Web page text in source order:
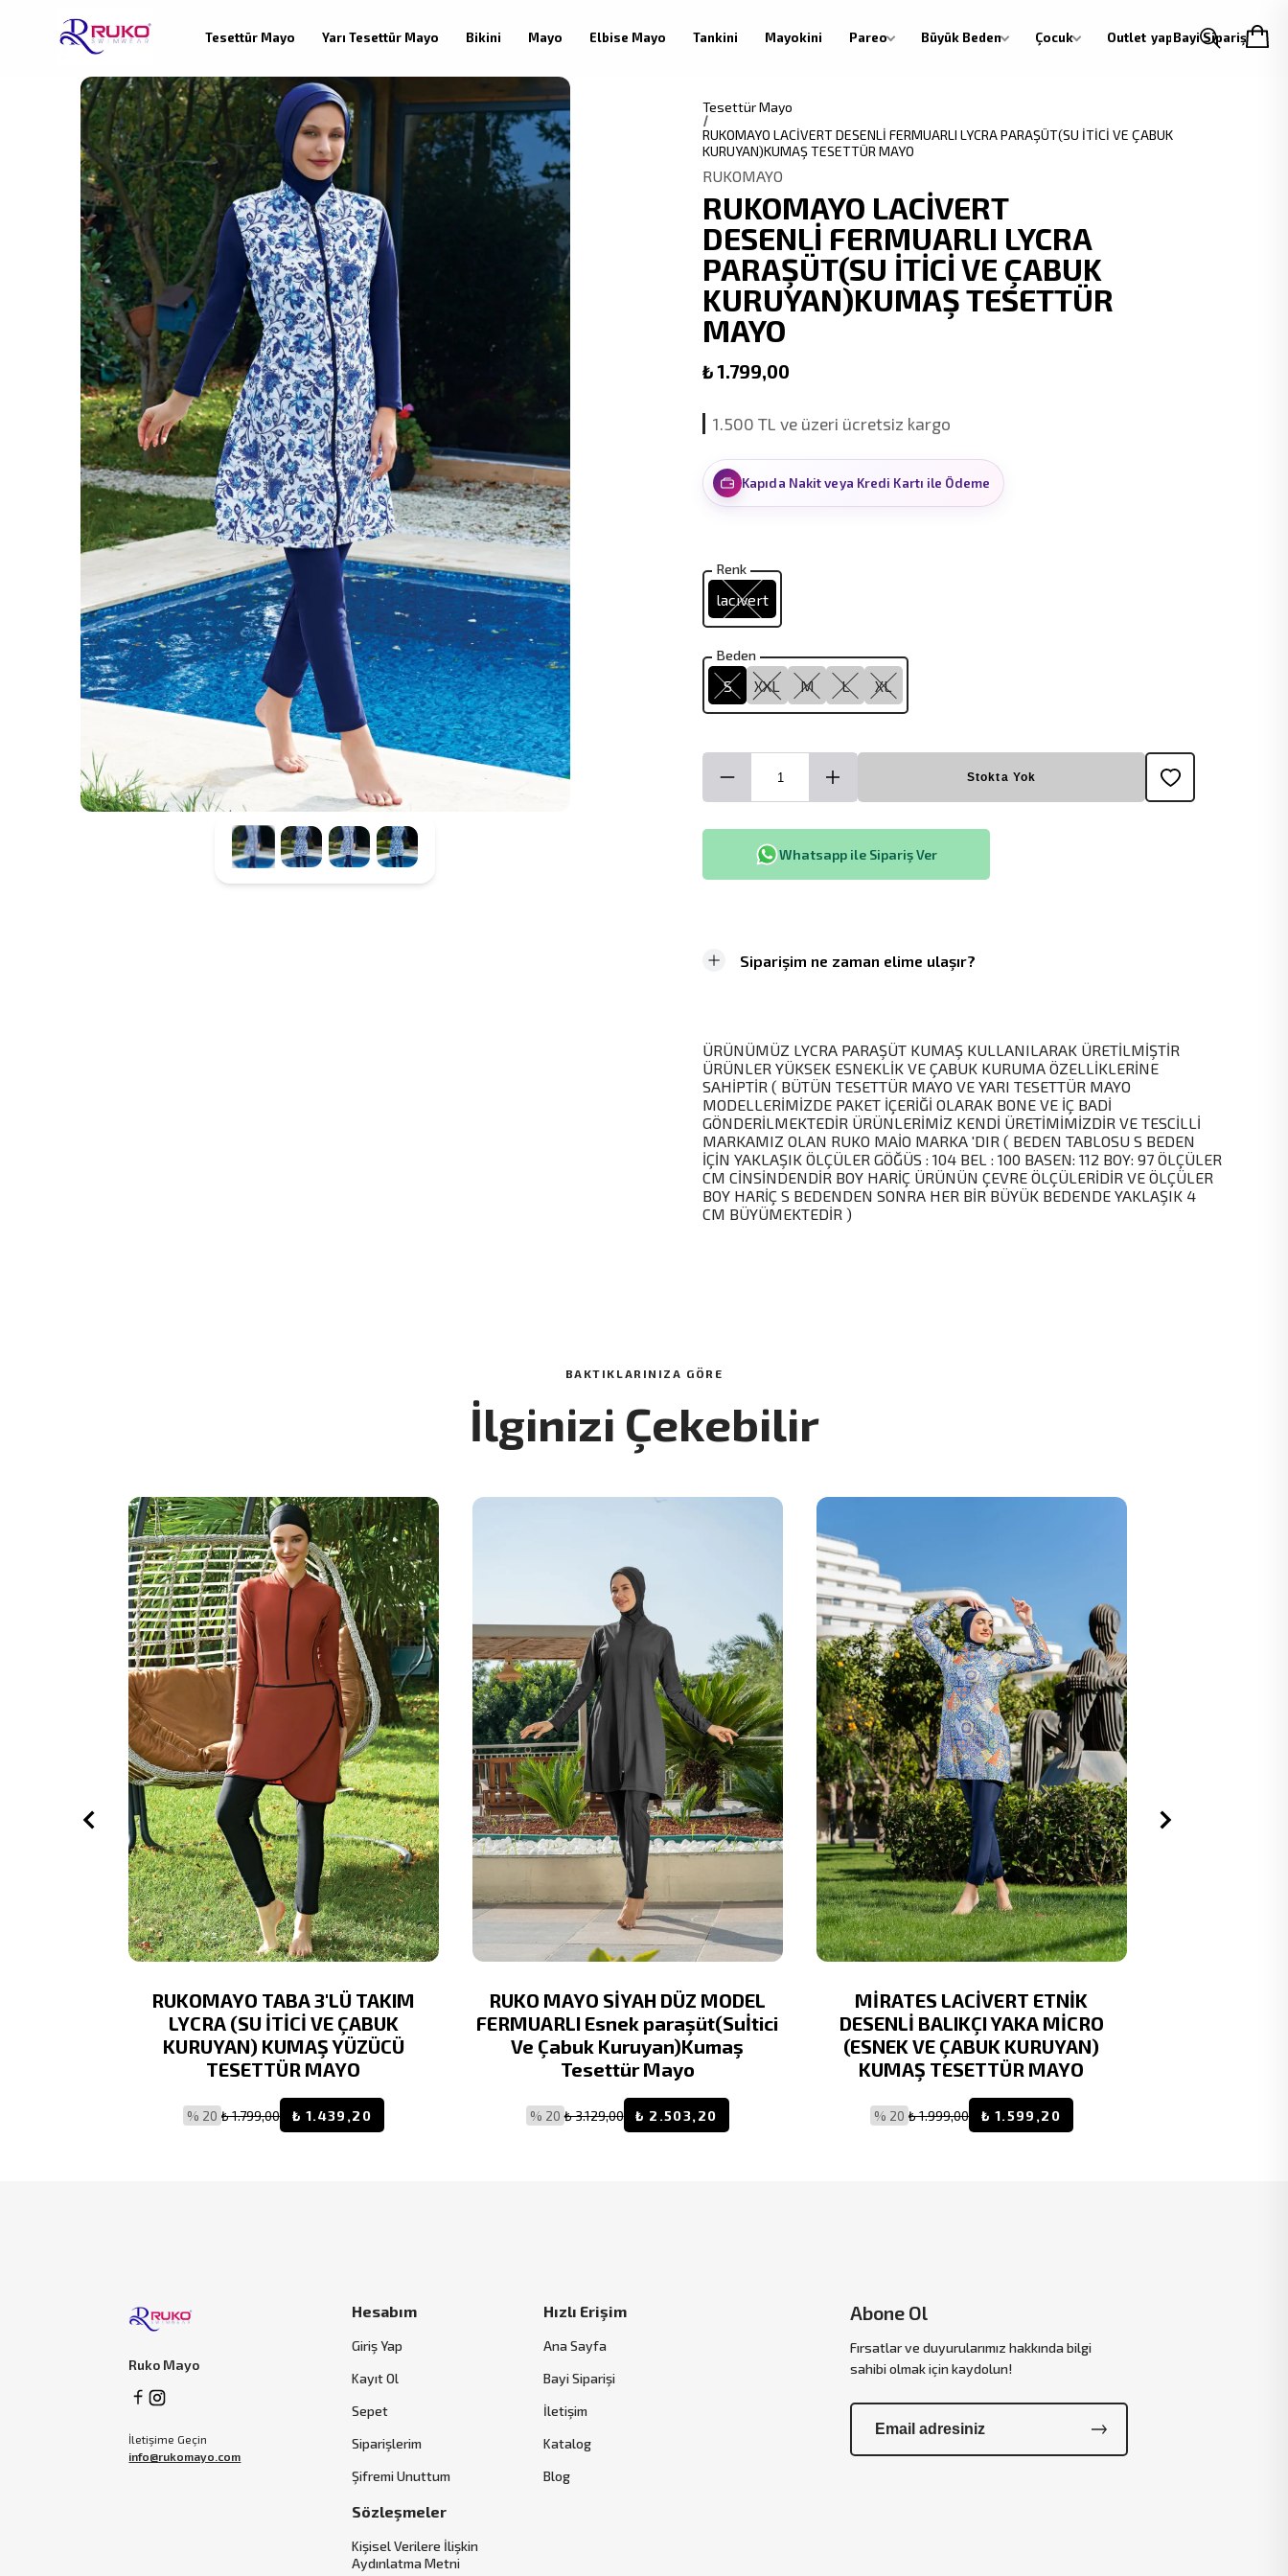
Tesettür Mayo Yarı Tesettür Mayo Bikini Mayo Elbise Mayo Tankini Mayokini Pareo Büyük Beden Çocuk Outlet Bayi Siparişi
Giriş yap
Tesettür Mayo
RUKOMAYO LACİVERT DESENLİ FERMUARLI LYCRA PARAŞÜT(SU İTİCİ VE ÇABUK
KURUYAN)KUMAŞ TESETTÜR MAYO
RUKOMAYO
RUKOMAYO LACİVERT
DESENLİ FERMUARLI LYCRA
PARAŞÜT(SU İTİCİ VE ÇABUK
KURUYAN)KUMAŞ TESETTÜR
MAYO
₺ 1.799,00
1.500 TL ve üzeri ücretsiz kargo
Kapıda Nakit veya Kredi Kartı ile Ödeme
Renk
lacivert
Beden
S XXL M L XL
Stokta Yok
Whatsapp ile Sipariş Ver
Siparişim ne zaman elime ulaşır?
ÜRÜNÜMÜZ LYCRA PARAŞÜT KUMAŞ KULLANILARAK ÜRETİLMİŞTİR
ÜRÜNLER YÜKSEK ESNEKLİK VE ÇABUK KURUMA ÖZELLİKLERİNE
SAHİPTİR ( BÜTÜN TESETTÜR MAYO VE YARI TESETTÜR MAYO
MODELLERİMİZDE PAKET İÇERİĞİ OLARAK BONE VE İÇ BADİ
GÖNDERİLMEKTEDİR ÜRÜNLERİMİZ KENDİ ÜRETİMİMİZDİR VE TESCİLLİ
MARKAMIZ OLAN RUKO MAİO MARKA 'DIR ( BEDEN TABLOSU S BEDEN
İÇİN YAKLAŞIK ÖLÇÜLER GÖĞÜS : 104 BEL : 100 BASEN: 112 BOY: 97 ÖLÇÜLER
CM CİNSİNDENDİR BOY HARİÇ ÜRÜNÜN ÇEVRE ÖLÇÜLERİDİR VE ÖLÇÜLER
BOY HARİÇ S BEDENDEN SONRA HER BİR BÜYÜK BEDENDE YAKLAŞIK 4
CM BÜYÜMEKTEDİR )
BAKTIKLARINIZA GÖRE
İlginizi Çekebilir
RUKOMAYO TABA 3'LÜ TAKIM
LYCRA (SU İTİCİ VE ÇABUK
KURUYAN) KUMAŞ YÜZÜCÜ
TESETTÜR MAYO
% 20 ₺ 1.799,00 ₺ 1.439,20
RUKO MAYO SİYAH DÜZ MODEL
FERMUARLI Esnek paraşüt(Suİtici
Ve Çabuk Kuruyan)Kumaş
Tesettür Mayo
% 20 ₺ 3.129,00 ₺ 2.503,20
MİRATES LACİVERT ETNİK
DESENLİ BALIKÇI YAKA MİCRO
(ESNEK VE ÇABUK KURUYAN)
KUMAŞ TESETTÜR MAYO
% 20 ₺ 1.999,00 ₺ 1.599,20
Ruko Mayo
İletişime Geçin
info@rukomayo.com
Hesabım
Giriş Yap
Kayıt Ol
Sepet
Siparişlerim
Şifremi Unuttum
Hızlı Erişim
Ana Sayfa
Bayi Siparişi
İletişim
Katalog
Blog
Sözleşmeler
Kişisel Verilere İlişkin
Aydınlatma Metni
Abone Ol
Fırsatlar ve duyurularımız hakkında bilgi
sahibi olmak için kaydolun!